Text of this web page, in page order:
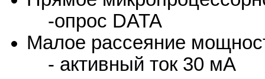
-опрос DATA
Малое рассеяние
- активный ток 30 мА